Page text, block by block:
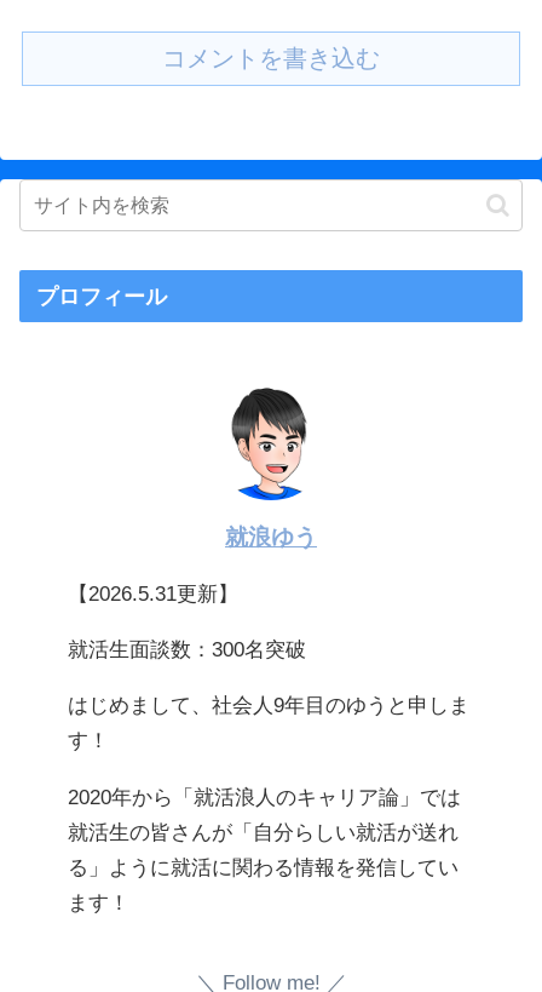
コメントを書き込む
プロフィール
就浪ゆう
【2026.5.31更新】
就活生面談数：300名突破
はじめまして、社会人9年目のゆうと申しま
す！
2020年から「就活浪人のキャリア論」では
就活生の皆さんが「自分らしい就活が送れ
る」ように就活に関わる情報を発信してい
ます！
Follow me!